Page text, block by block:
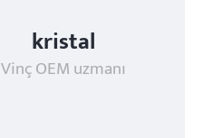
kristal
Vinç OEM uzmanı